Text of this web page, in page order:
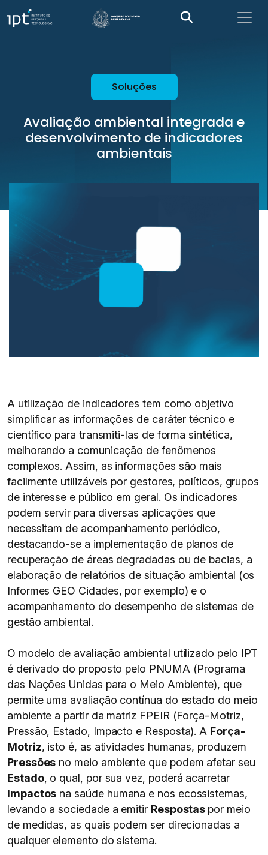
Soluções
Avaliação ambiental integrada e
desenvolvimento de indicadores
ambientais
A utilização de indicadores tem como objetivo
simplificar as informações de caráter técnico e
científico para transmiti-las de forma sintética,
melhorando a comunicação de fenômenos
complexos. Assim, as informações são mais
facilmente utilizáveis por gestores, políticos, grupos
de interesse e público em geral. Os indicadores
podem servir para diversas aplicações que
necessitam de acompanhamento periódico,
destacando-se a implementação de planos de
recuperação de áreas degradadas ou de bacias, a
elaboração de relatórios de situação ambiental (os
Informes GEO Cidades, por exemplo) e o
acompanhamento do desempenho de sistemas de
gestão ambiental.
O modelo de avaliação ambiental utilizado pelo IPT
é derivado do proposto pelo PNUMA (Programa
das Nações Unidas para o Meio Ambiente), que
permite uma avaliação contínua do estado do meio
ambiente a partir da matriz FPEIR (Força-Motriz,
Pressão, Estado, Impacto e Resposta). A Força-
Motriz, isto é, as atividades humanas, produzem
Pressões no meio ambiente que podem afetar seu
Estado, o qual, por sua vez, poderá acarretar
Impactos na saúde humana e nos ecossistemas,
levando a sociedade a emitir Respostas por meio
de medidas, as quais podem ser direcionadas a
qualquer elemento do sistema.